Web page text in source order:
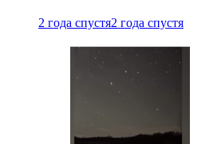
2 года спустя2 года спустя